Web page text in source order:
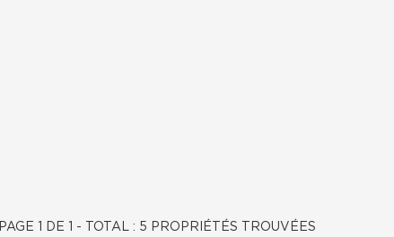
PAGE 1 DE 1 - TOTAL : 5 PROPRIÉTÉS TROUVÉES